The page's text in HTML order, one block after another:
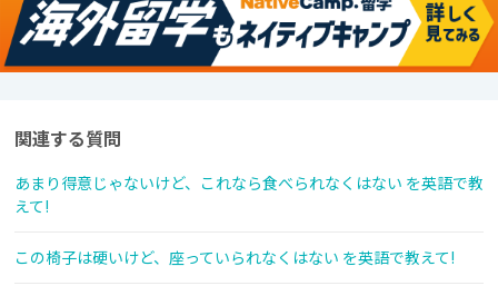
関連する質問
あまり得意じゃないけど、これなら食べられなくはない を英語で教
えて!
この椅子は硬いけど、座っていられなくはない を英語で教えて!